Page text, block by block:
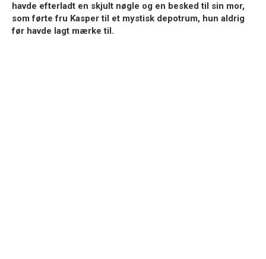
havde efterladt en skjult nøgle og en besked til sin mor,
som førte fru Kasper til et mystisk depotrum, hun aldrig
før havde lagt mærke til.